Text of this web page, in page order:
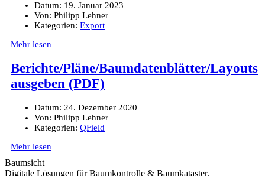
Datum: 19. Januar 2023
Von: Philipp Lehner
Kategorien: Export
Mehr lesen
Berichte/Pläne/Baumdatenblätter/Layouts
ausgeben (PDF)
Datum: 24. Dezember 2020
Von: Philipp Lehner
Kategorien: QField
Mehr lesen
Baumsicht
Digitale Lösungen für Baumkontrolle & Baumkataster.